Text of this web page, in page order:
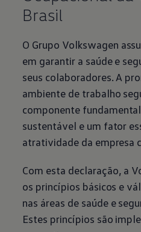
Brasil
O Grupo Volkswagen
em garantir a saúde e
seus colaboradores. A
ambiente de trabalho
componente
sustentável e um fator
atratividade da empresa
Com esta declaração, a
os princípios básicos e
nas áreas de saúde e
Estes princípios são